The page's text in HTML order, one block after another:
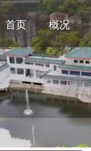
首页 概况